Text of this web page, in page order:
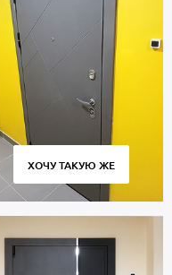
ХОЧУ ТАКУЮ ЖЕ